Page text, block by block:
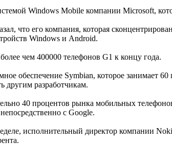
Windows Mobile компании Microsoft,
что его компания, которая
Windows и Android.
чем 400000 телефонов G1 к концу года.
обеспечение Symbian, которое занимает
другим разработчикам.
40 процентов рынка мобильных
с Google.
исполнительный директор компании